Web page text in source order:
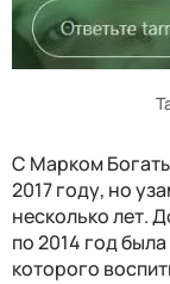
С Марком
2017 году, но
несколько лет.
по 2014 год
которого